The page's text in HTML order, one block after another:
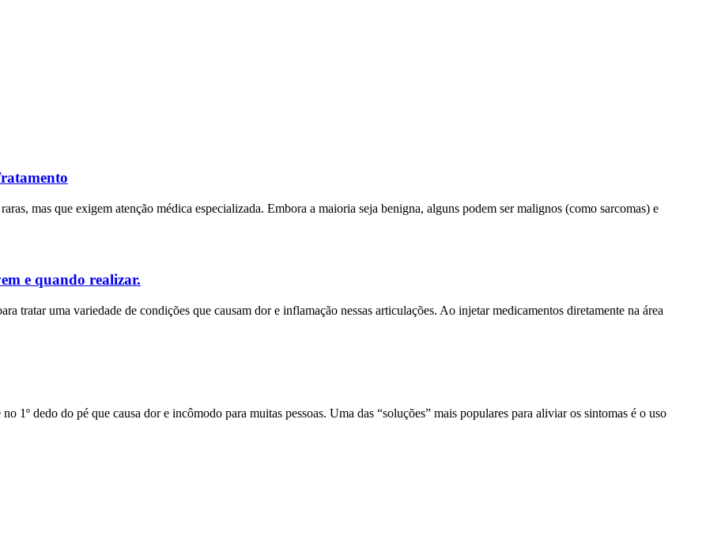
mas que exigem atenção médica especializada. Embora a maioria seja benigna, alguns podem ser malignos (como sarcomas) e
e quando realizar.
tratar uma variedade de condições que causam dor e inflamação nessas articulações. Ao injetar medicamentos diretamente na área
1º dedo do pé que causa dor e incômodo para muitas pessoas. Uma das “soluções” mais populares para aliviar os sintomas é o uso